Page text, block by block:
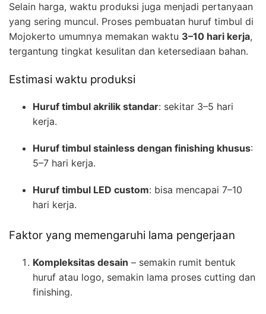
Selain harga, waktu produksi juga menjadi pertanyaan
yang sering muncul. Proses pembuatan huruf timbul di
Mojokerto umumnya memakan waktu 3–10 hari kerja,
tergantung tingkat kesulitan dan ketersediaan bahan.
Estimasi waktu produksi
Huruf timbul akrilik standar: sekitar 3–5 hari
kerja.
Huruf timbul stainless dengan finishing khusus:
5–7 hari kerja.
Huruf timbul LED custom: bisa mencapai 7–10
hari kerja.
Faktor yang memengaruhi lama pengerjaan
Kompleksitas desain – semakin rumit bentuk
huruf atau logo, semakin lama proses cutting dan
finishing.